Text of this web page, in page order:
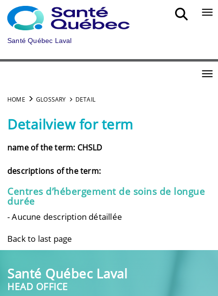
Skip to main content
Santé Québec Laval
HOME GLOSSARY DETAIL
Detailview for term
name of the term: CHSLD
descriptions of the term:
Centres d’hébergement de soins de longue
durée
- Aucune description détaillée
Back to last page
Santé Québec Laval
HEAD OFFICE